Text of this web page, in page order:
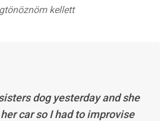
kellett
dog yesterday and she
car so I had to improvise